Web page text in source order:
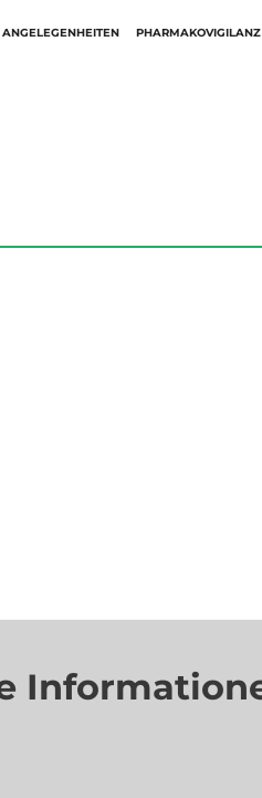
PHARMAKOVIGILANZ